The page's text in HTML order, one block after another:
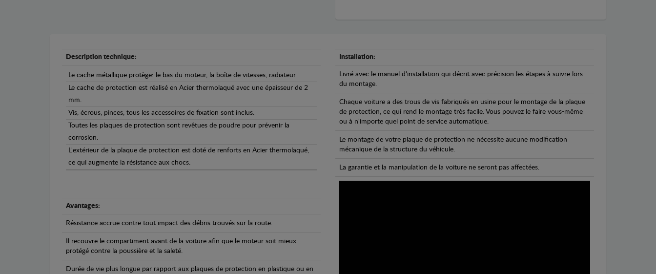
Description technique:
Le cache métallique protège: le bas du moteur, la boîte de vitesses, radiateur
Le cache de protection est réalisé en Acier thermolaqué avec une épaisseur de 2
mm.
Vis, écrous, pinces, tous les accessoires de fixation sont inclus.
Toutes les plaques de protection sont revêtues de poudre pour prévenir la
corrosion.
L'extérieur de la plaque de protection est doté de renforts en Acier thermolaqué,
ce qui augmente la résistance aux chocs.
Avantages:
Résistance accrue contre tout impact des débris trouvés sur la route.
Il recouvre le compartiment avant de la voiture afin que le moteur soit mieux
protégé contre la poussière et la saleté.
Durée de vie plus longue par rapport aux plaques de protection en plastique ou en
Installation:
Livré avec le manuel d'installation qui décrit avec précision les étapes à suivre lors
du montage.
Chaque voiture a des trous de vis fabriqués en usine pour le montage de la plaque
de protection, ce qui rend le montage très facile. Vous pouvez le faire vous-même
ou à n'importe quel point de service automatique.
Le montage de votre plaque de protection ne nécessite aucune modification
mécanique de la structure du véhicule.
La garantie et la manipulation de la voiture ne seront pas affectées.